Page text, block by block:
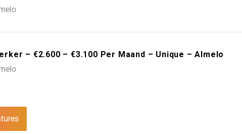
– €2.600 – €3.100 Per Maand – Unique – Almelo